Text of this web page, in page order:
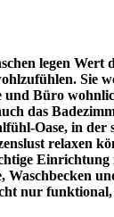
legen Wert
Sie
und Büro
das
Oase, in der
relaxen
Einrichtung
Waschbecken
nur